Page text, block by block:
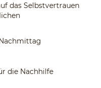
das Selbstvertrauen
die Nachhilfe